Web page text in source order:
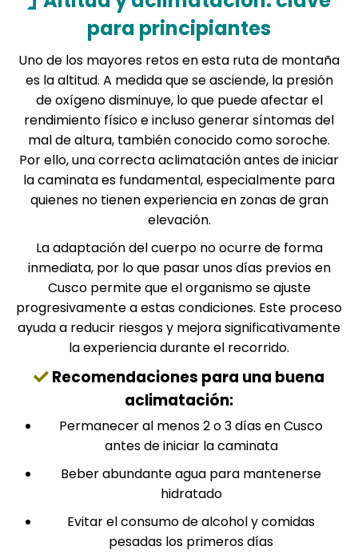
para principiantes
Uno de los mayores retos en esta ruta de montaña
es la altitud. A medida que se asciende, la presión
de oxígeno disminuye, lo que puede afectar el
rendimiento físico e incluso generar síntomas del
mal de altura, también conocido como soroche.
Por ello, una correcta aclimatación antes de iniciar
la caminata es fundamental, especialmente para
quienes no tienen experiencia en zonas de gran
elevación.
La adaptación del cuerpo no ocurre de forma
inmediata, por lo que pasar unos días previos en
Cusco permite que el organismo se ajuste
progresivamente a estas condiciones. Este proceso
ayuda a reducir riesgos y mejora significativamente
la experiencia durante el recorrido.
Recomendaciones para una buena
aclimatación:
Permanecer al menos 2 o 3 días en Cusco
antes de iniciar la caminata
Beber abundante agua para mantenerse
hidratado
Evitar el consumo de alcohol y comidas
pesadas los primeros días